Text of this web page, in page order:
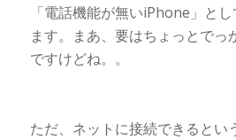
「電話機能が無いiPhone」と
ます。まあ、要はちょっとで
ですけどね。。
ただ、ネットに接続できるとい